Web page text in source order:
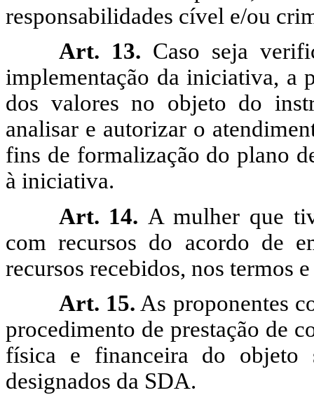
responsabilidades cível e/ou
Art. 13. Caso seja
implementação da iniciativa, a
dos valores no objeto do
analisar e autorizar o
fins de formalização do plano
à iniciativa.
Art. 14. A mulher que
com recursos do acordo de
recursos recebidos, nos termos
Art. 15. As proponentes
procedimento de prestação de
física e financeira do objeto
designados da SDA.